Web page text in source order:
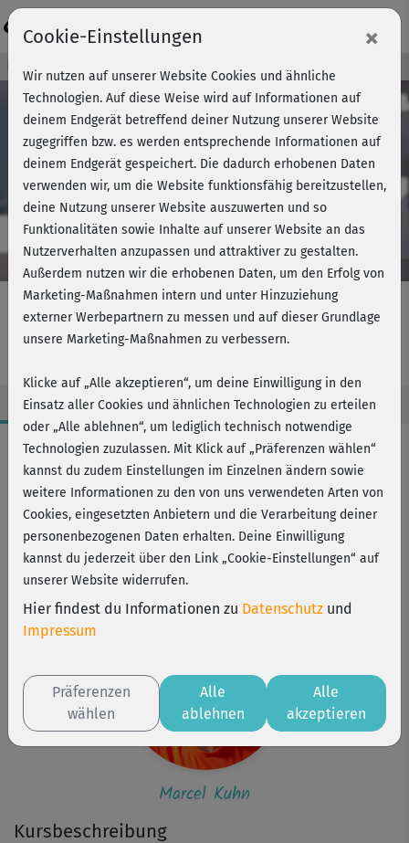
Play
Video
Kursvorschau - Jetzt mitmachen!
AeroDance 1 - Einführung
Kursbeschreibung
Workout-Facts
leicht
1 Min
Marcel Kuhn
Kurs ist Bestandteil von
Dance now!
Marcel Kuhn
Cookie-Einstellungen ×
Wir nutzen auf unserer Website Cookies und ähnliche
Technologien. Auf diese Weise wird auf Informationen auf
deinem Endgerät betreffend deiner Nutzung unserer Website
zugegriffen bzw. es werden entsprechende Informationen auf
deinem Endgerät gespeichert. Die dadurch erhobenen Daten
verwenden wir, um die Website funktionsfähig bereitzustellen,
deine Nutzung unserer Website auszuwerten und so
Funktionalitäten sowie Inhalte auf unserer Website an das
Nutzerverhalten anzupassen und attraktiver zu gestalten.
Außerdem nutzen wir die erhobenen Daten, um den Erfolg von
Marketing-Maßnahmen intern und unter Hinzuziehung
externer Werbepartnern zu messen und auf dieser Grundlage
unsere Marketing-Maßnahmen zu verbessern.
Klicke auf „Alle akzeptieren“, um deine Einwilligung in den
Einsatz aller Cookies und ähnlichen Technologien zu erteilen
oder „Alle ablehnen“, um lediglich technisch notwendige
Technologien zuzulassen. Mit Klick auf „Präferenzen wählen“
kannst du zudem Einstellungen im Einzelnen ändern sowie
weitere Informationen zu den von uns verwendeten Arten von
Cookies, eingesetzten Anbietern und die Verarbeitung deiner
personenbezogenen Daten erhalten. Deine Einwilligung
kannst du jederzeit über den Link „Cookie-Einstellungen“ auf
unserer Website widerrufen.
Hier findest du Informationen zu Datenschutz und
Impressum
Präferenzen
wählen
Alle
ablehnen
Alle
akzeptieren